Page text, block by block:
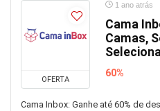
OFERTA
1 ano atrás
Cama
Camas,
60%
Cama Inbox: Ganhe até 60% de